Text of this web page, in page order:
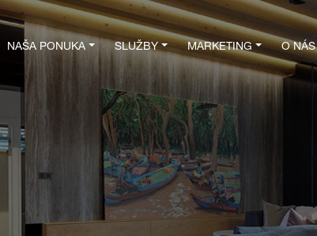
NAŠA PONUKA SLUŽBY MARKETING O NÁS